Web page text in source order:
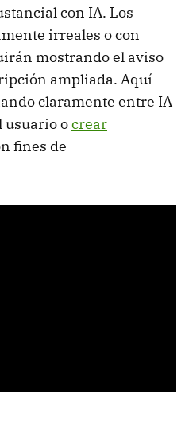
con IA. Los
irreales o con
mostrando el aviso
ampliada. Aquí
claramente entre IA
usuario ocrear
fines de